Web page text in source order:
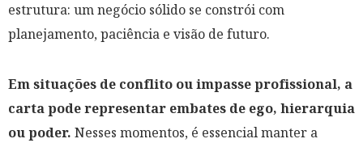
estrutura: um negócio sólido se constrói com
planejamento, paciência e visão de futuro.
Em situações de conflito ou impasse profissional, a
carta pode representar embates de ego, hierarquia
ou poder. Nesses momentos, é essencial manter a